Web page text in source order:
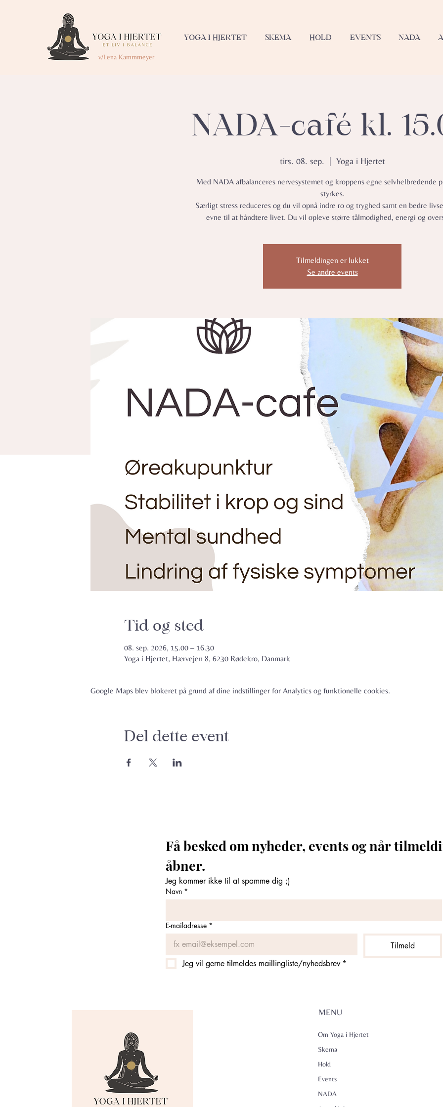
v/Lena Kammmeyer
YOGA I HJERTET SKEMA HOLD EVENTS NADA
NADA-café kl.
tirs. 08. sep. Yoga i Hjertet
Med NADA afbalanceres nervesystemet og kroppens egne selvhelbredende
styrkes.
Særligt stress reduceres og du vil opnå indre ro og tryghed samt en bedre
evne til at håndtere livet. Du vil opleve større tålmodighed, energi og
Tilmeldingen er lukket
Se andre events
Tid og sted
08. sep. 2026, 15.00 – 16.30
Yoga i Hjertet, Hærvejen 8, 6230 Rødekro, Danmark
Google Maps blev blokeret på grund af dine indstillinger for Analytics og funktionelle cookies.
Del dette event
Få besked om nyheder, events og når
Jeg kommer ikke til at spamme dig ;)
Navn *
E-mailadresse *
Tilmeld
Jeg vil gerne tilmeldes maillingliste/nyhedsbrev *
MENU
Om Yoga i Hjertet
Skema
Hold
Events
NADA